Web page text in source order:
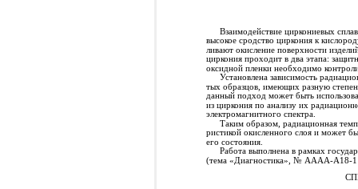
Взаимодействие циркониевых
высокое сродство циркония к
ливают окисление поверхности
циркония проходит в два этапа:
оксидной пленки необходимо
Установлена зависимость
тых образцов, имеющих разную
данный подход может быть
из циркония по анализу их
электромагнитного спектра.
Таким образом, радиационная
ристикой окисленного слоя и может
его состояния.
Работа выполнена в рамках
(тема «Диагностика», № АААА-А18-